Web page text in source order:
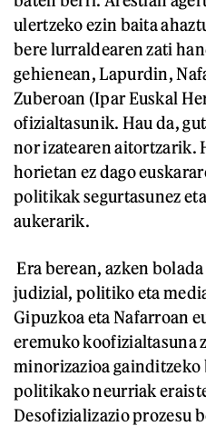
ulertzeko ezin baita
bere lurraldearen zati
gehienean, Lapurdin,
Zuberoan (Ipar Euskal
ofizialtasunik. Hau da,
nor izatearen aitortzarik.
horietan ez dago
politikak segurtasunez
aukerarik.
Era berean, azken
judizial, politiko eta
Gipuzkoa eta Nafarroan
eremuko koofizialtasuna
minorizazioa
politikako neurriak
Desofizializazio prozesu